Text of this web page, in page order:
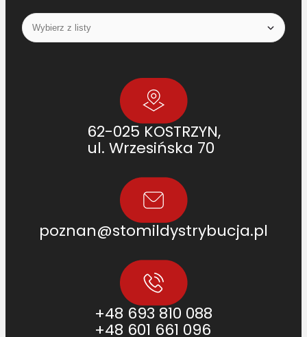
62-025 KOSTRZYN,
ul. Wrzesińska 70
poznan@stomildystrybucja.pl
+48 693 810 088
+48 601 661 096